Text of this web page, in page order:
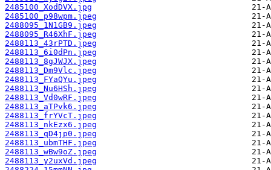
2485100_XodDVX.jpg
2485100_p98wpm.jpeg
2488095_1N1GB9.jpeg
2488095_R46XhF.jpeg
2488113_43rPTD.jpeg
2488113_6i0dPn.jpeg
2488113_8gJWJX.jpeg
2488113_Dm9Vlc.jpeg
2488113_FYaQYu.jpeg
2488113_Nu6HSh.jpeg
2488113_Vd0wRF.jpeg
2488113_aTPvk6.jpeg
2488113_frYVcT.jpeg
2488113_nkEzx6.jpeg
2488113_qD4jp0.jpeg
2488113_ubmTHF.jpeg
2488113_wBw9oZ.jpeg
2488113_y2uxVd.jpeg